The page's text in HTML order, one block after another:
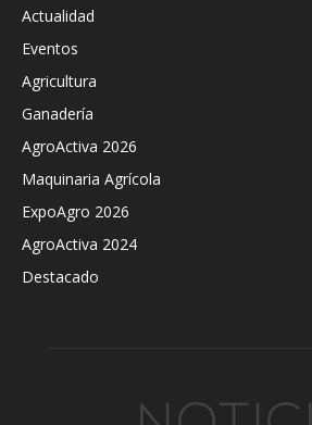
Actualidad
Eventos
Agricultura
Ganadería
AgroActiva 2026
Maquinaria Agrícola
ExpoAgro 2026
AgroActiva 2024
Destacado